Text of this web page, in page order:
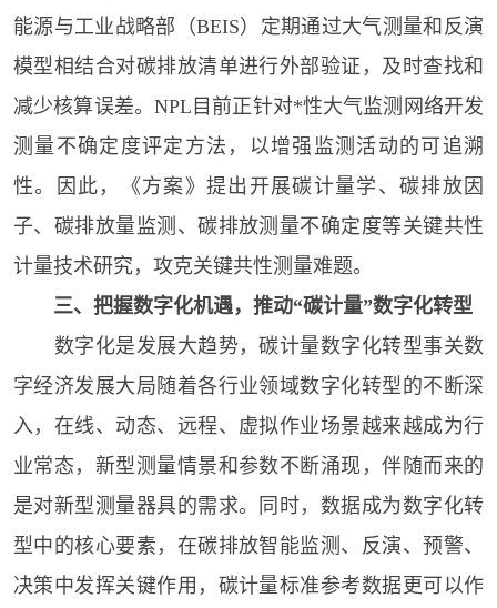
能源与工业战略部（BEIS）定期通过大气测量和反演
模型相结合对碳排放清单进行外部验证，及时查找和
减少核算误差。NPL目前正针对*性大气监测网络开发
测量不确定度评定方法，以增强监测活动的可追溯
性。因此，《方案》提出开展碳计量学、碳排放因
子、碳排放量监测、碳排放测量不确定度等关键共性
计量技术研究，攻克关键共性测量难题。
三、把握数字化机遇，推动“碳计量”数字化转型
数字化是发展大趋势，碳计量数字化转型事关数
字经济发展大局随着各行业领域数字化转型的不断深
入，在线、动态、远程、虚拟作业场景越来越成为行
业常态，新型测量情景和参数不断涌现，伴随而来的
是对新型测量器具的需求。同时，数据成为数字化转
型中的核心要素，在碳排放智能监测、反演、预警、
决策中发挥关键作用，碳计量标准参考数据更可以作